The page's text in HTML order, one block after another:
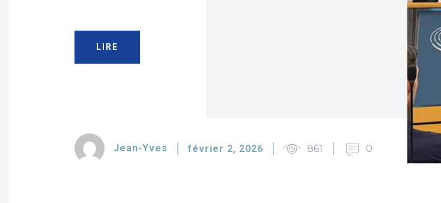
LIRE
Jean-Yves février 2, 2026 861 0